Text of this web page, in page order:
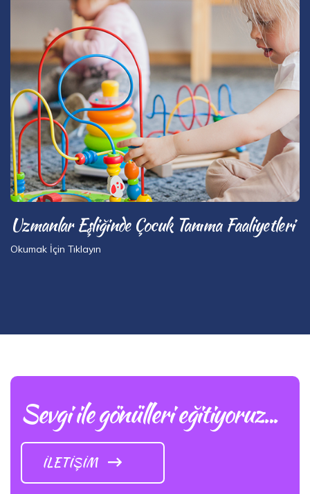
Uzmanlar Eşliğinde Çocuk Tanıma Faaliyetleri
Okumak İçin Tıklayın
Sevgi ile gönülleri eğitiyoruz...
İLETIŞIM